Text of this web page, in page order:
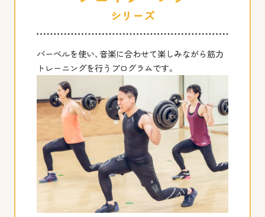
シリーズ
バーベルを使い、音楽に合わせて楽しみながら筋力
トレーニングを行うプログラムです。